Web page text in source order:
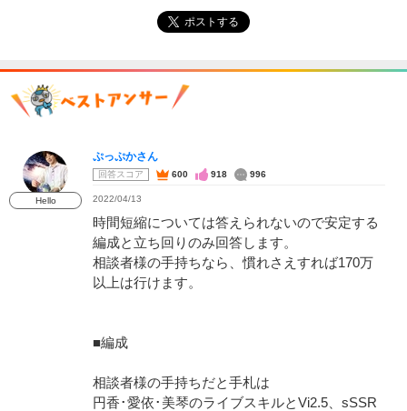
ポストする
Hello
ぷっぷかさん
回答スコア 600 918 996
2022/04/13
時間短縮については答えられないので安定する
編成と立ち回りのみ回答します。
相談者様の手持ちなら、慣れさえすれば170万
以上は行けます。
■編成
相談者様の手持ちだと手札は
円香･愛依･美琴のライブスキルとVi2.5、sSSR